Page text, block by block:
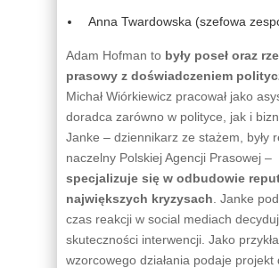
Anna Twardowska (szefowa
Adam Hofman to były poseł oraz
prasowy z doświadczeniem
Michał Wiórkiewicz pracował jako
doradca zarówno w polityce, jak i
Janke – dziennikarz ze stażem, były
naczelny Polskiej Agencji Prasowej –
specjalizuje się w odbudowie
największych kryzysach . Janke
czas reakcji w social mediach
skuteczności interwencji. Jako
wzorcowego działania podaje projekt